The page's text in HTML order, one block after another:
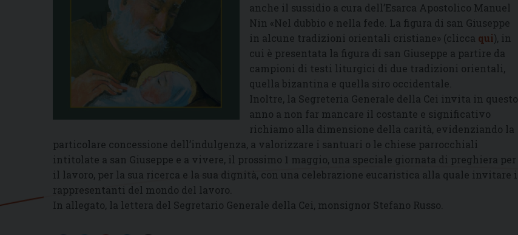
anche il sussidio a cura dell’Esarca Apostolico Manuel
Nin «Nel dubbio e nella fede. La figura di san Giuseppe
in alcune tradizioni orientali cristiane» (clicca qui), in
cui è presentata la figura di san Giuseppe a partire da
campioni di testi liturgici di due tradizioni orientali,
quella bizantina e quella siro occidentale.
Inoltre, la Segreteria Generale della Cei invita in questo
anno a non far mancare il costante e significativo
richiamo alla dimensione della carità, evidenziando la
particolare concessione dell’indulgenza, a valorizzare i santuari o le chiese parrocchiali
intitolate a san Giuseppe e a vivere, il prossimo 1 maggio, una speciale giornata di preghiera per
il lavoro, per la sua ricerca e la sua dignità, con una celebrazione eucaristica alla quale invitare i
rappresentanti del mondo del lavoro.
In allegato, la lettera del Segretario Generale della Cei, monsignor Stefano Russo.